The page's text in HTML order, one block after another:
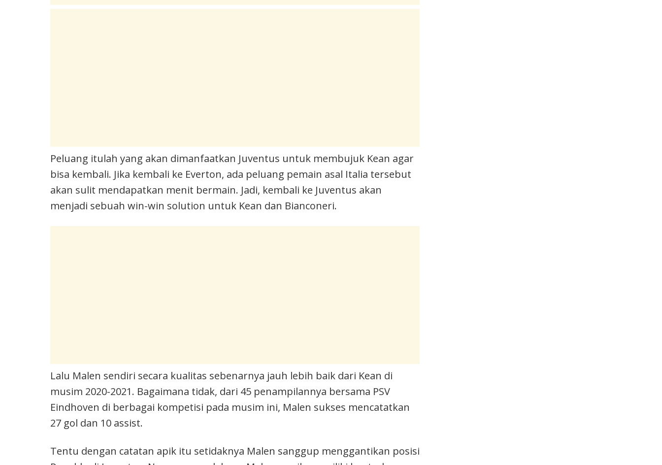
Peluang itulah yang akan dimanfaatkan Juventus untuk membujuk Kean agar
bisa kembali. Jika kembali ke Everton, ada peluang pemain asal Italia tersebut
akan sulit mendapatkan menit bermain. Jadi, kembali ke Juventus akan
menjadi sebuah win-win solution untuk Kean dan Bianconeri.
Lalu Malen sendiri secara kualitas sebenarnya jauh lebih baik dari Kean di
musim 2020-2021. Bagaimana tidak, dari 45 penampilannya bersama PSV
Eindhoven di berbagai kompetisi pada musim ini, Malen sukses mencatatkan
27 gol dan 10 assist.
Tentu dengan catatan apik itu setidaknya Malen sanggup menggantikan posisi